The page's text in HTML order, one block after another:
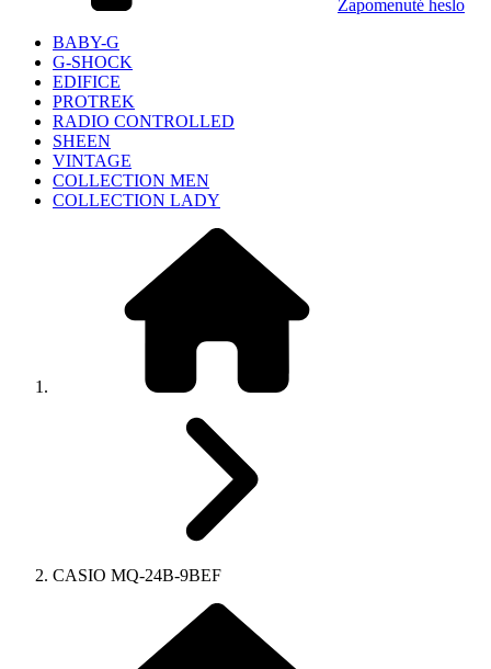
Zapomenuté heslo
BABY-G
G-SHOCK
EDIFICE
PROTREK
RADIO CONTROLLED
SHEEN
VINTAGE
COLLECTION MEN
COLLECTION LADY
CASIO MQ-24B-9BEF